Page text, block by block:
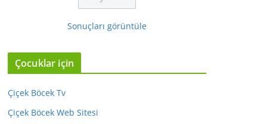
Sonuçları görüntüle
Çocuklar için
Çiçek Böcek Tv
Çiçek Böcek Web Sitesi